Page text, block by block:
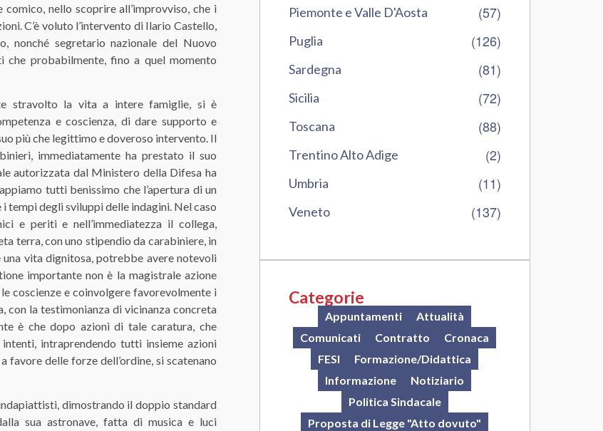
nello scoprire all’improvviso, che i
C’è voluto l’intervento di Ilario Castello,
nonché segretario nazionale del Nuovo
che probabilmente, fino a quel momento
stravolto la vita a intere famiglie, si è
e coscienza, di dare supporto e
più che legittimo e doveroso intervento. Il
immediatamente ha prestato il suo
autorizzata dal Ministero della Difesa ha
tutti benissimo che l’apertura di un
tempi degli sviluppi delle indagini. Nel caso
e periti e nell’immediatezza il collega,
terra, con uno stipendio da carabiniere, in
vita dignitosa, potrebbe avere notevoli
importante non è la magistrale azione
coscienze e coinvolgere favorevolmente i
con la testimonianza di vicinanza concreta
è che dopo azioni di tale caratura, che
intraprendendo tutti insieme azioni
delle forze dell’ordine, si scatenano
dimostrando il doppio standard
sua astronave, fatta di musica e luci
Piemonte e Valle D'Aosta (57)
Puglia (126)
Sardegna (81)
Sicilia (72)
Toscana (88)
Trentino Alto Adige (2)
Umbria (11)
Veneto (137)
Categorie
Appuntamenti
Attualità
Comunicati
Contratto
Cronaca
FESI
Formazione/Didattica
Informazione
Notiziario
Politica Sindacale
Proposta di Legge "Atto dovuto"